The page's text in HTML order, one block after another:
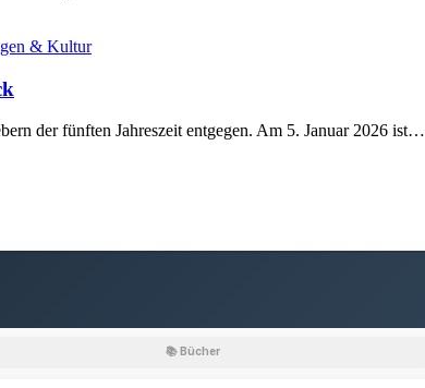
& Kultur
der fünften Jahreszeit entgegen. Am 5. Januar 2026 ist…
📚 Bücher